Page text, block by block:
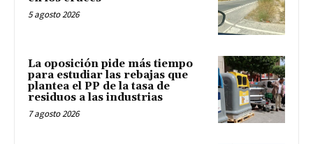
5 agosto 2026
La oposición pide más tiempo
para estudiar las rebajas que
plantea el PP de la tasa de
residuos a las industrias
7 agosto 2026